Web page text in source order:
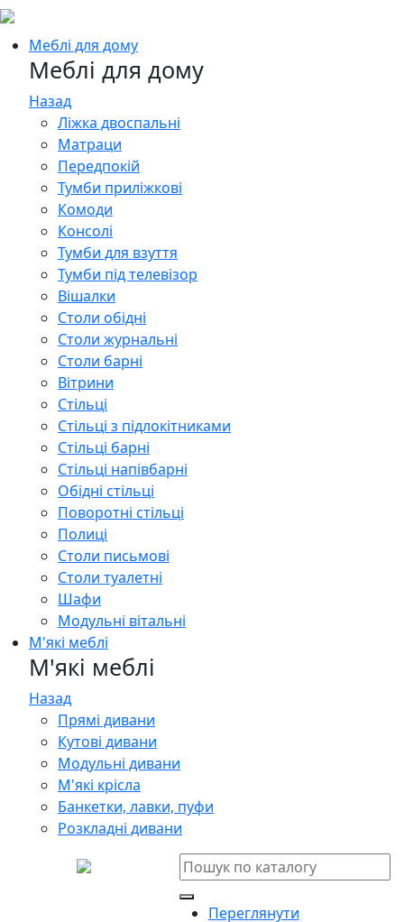
Меблі для дому
Меблі для дому
Назад
Ліжка двоспальні
Матраци
Передпокій
Тумби приліжкові
Комоди
Консолі
Тумби для взуття
Тумби під телевізор
Вішалки
Столи обідні
Столи журнальні
Столи барні
Вітрини
Стільці
Стільці з підлокітниками
Стільці барні
Стільці напівбарні
Обідні стільці
Поворотні стільці
Полиці
Столи письмові
Столи туалетні
Шафи
Модульні вітальні
М'які меблі
М'які меблі
Назад
Прямі дивани
Кутові дивани
Модульні дивани
М'які крісла
Банкетки, лавки, пуфи
Розкладні дивани
Переглянути